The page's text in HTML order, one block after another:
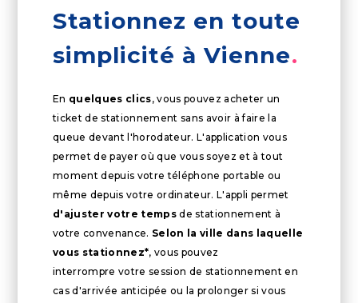
Stationnez en toute
simplicité à Vienne
En quelques clics, vous pouvez acheter un
ticket de stationnement sans avoir à faire la
queue devant l'horodateur. L'application vous
permet de payer où que vous soyez et à tout
moment depuis votre téléphone portable ou
même depuis votre ordinateur. L'appli permet
d'ajuster votre tempsde stationnement à
votre convenance. Selon la ville dans laquelle
vous stationnez*, vous pouvez
interrompre votre session de stationnement en
cas d'arrivée anticipée ou la prolonger si vous